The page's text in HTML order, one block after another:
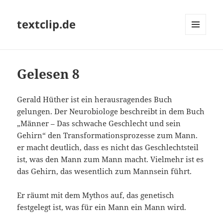
textclip.de
Gelesen 8
Gerald Hüther ist ein herausragendes Buch
gelungen. Der Neurobiologe beschreibt in dem Buch
„Männer – Das schwache Geschlecht und sein
Gehirn“ den Transformationsprozesse zum Mann.
er macht deutlich, dass es nicht das Geschlechtsteil
ist, was den Mann zum Mann macht. Vielmehr ist es
das Gehirn, das wesentlich zum Mannsein führt.
Er räumt mit dem Mythos auf, das genetisch
festgelegt ist, was für ein Mann ein Mann wird.